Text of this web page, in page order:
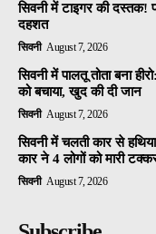
सिवनी में टाइगर की दस्तक!
दहशत
सिवनी August 7, 2026
सिवनी में पालतू तोता बना
को बचाया, खुद की दी जान
सिवनी August 7, 2026
सिवनी में चलती कार से
कार ने 4 लोगों को मारी
सिवनी August 7, 2026